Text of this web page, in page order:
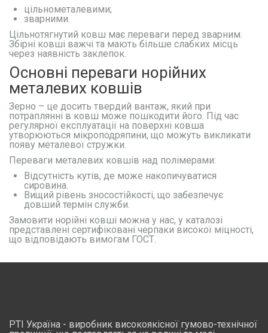
цільнометалевими;
зварними.
Цільнотягнутий ковш має переваги перед зварним.
Збірні ковші важчі та мають більше слабких місць
через наявність заклепок.
Основні переваги норійних
металевих ковшів
Зерно – це досить твердий вантаж, який при
потраплянні в ковш може пошкодити його. Під час
регулярної експлуатації на поверхні ковша
утворюються мікроподряпини, що можуть викликати
появу металевої стружки.
Переваги металевих ковшів над полімерами:
Відсутність кутів, де може накопичуватися
сировина.
Вищий рівень зносостійкості, що забезпечує
довший термін служби.
Замовити норійні ковші можна у нас, у каталозі
представлені сертифіковані черпаки високої міцності,
що відповідають вимогам ГОСТ.
РТІ Україна - виробник високоякісної гумово-технічної